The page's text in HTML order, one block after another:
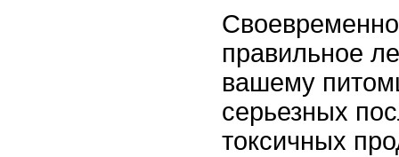
правильное
вашему
серьезных
токсичных